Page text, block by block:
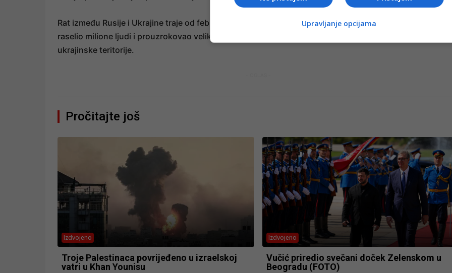
Rat između Rusije i Ukrajine traje od februara 2022. godine. Sukob je odnio desetine hiljada života,
raselio milione ljudi i prouzrokovao velika razaranja širom Ukrajine. Rusija trenutno kontroliše oko
ukrajinske teritorije.
Pročitajte još
Izdvojeno
Troje Palestinaca povrijeđeno u izraelskoj
vatri u Khan Younisu
Izdvojeno
Vučić priredio svečani doček Zelenskom u
Beogradu (FOTO)
Upravljanje opcijama